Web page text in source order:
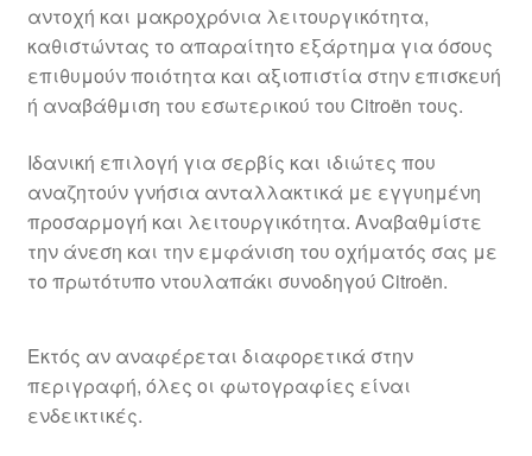
αντοχή και μακροχρόνια λειτουργικότητα,
καθιστώντας το απαραίτητο εξάρτημα για όσους
επιθυμούν ποιότητα και αξιοπιστία στην επισκευή
ή αναβάθμιση του εσωτερικού του Citroën τους.
Ιδανική επιλογή για σερβίς και ιδιώτες που
αναζητούν γνήσια ανταλλακτικά με εγγυημένη
προσαρμογή και λειτουργικότητα. Αναβαθμίστε
την άνεση και την εμφάνιση του οχήματός σας με
το πρωτότυπο ντουλαπάκι συνοδηγού Citroën.
Εκτός αν αναφέρεται διαφορετικά στην
περιγραφή, όλες οι φωτογραφίες είναι
ενδεικτικές.